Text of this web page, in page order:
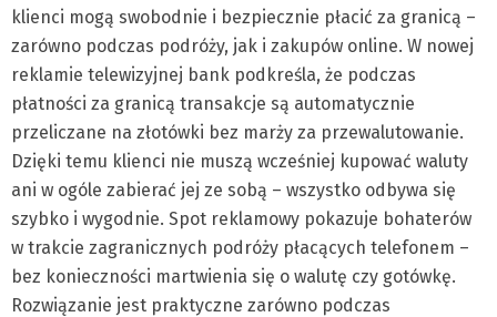
klienci mogą swobodnie i bezpiecznie płacić za granicą –
zarówno podczas podróży, jak i zakupów online. W nowej
reklamie telewizyjnej bank podkreśla, że podczas
płatności za granicą transakcje są automatycznie
przeliczane na złotówki bez marży za przewalutowanie.
Dzięki temu klienci nie muszą wcześniej kupować waluty
ani w ogóle zabierać jej ze sobą – wszystko odbywa się
szybko i wygodnie. Spot reklamowy pokazuje bohaterów
w trakcie zagranicznych podróży płacących telefonem –
bez konieczności martwienia się o walutę czy gotówkę.
Rozwiązanie jest praktyczne zarówno podczas